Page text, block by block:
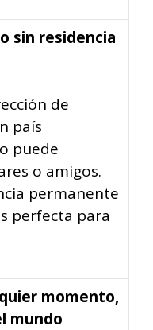
sin residencia
de
país
puede
o amigos.
permanente
perfecta para
momento,
mundo